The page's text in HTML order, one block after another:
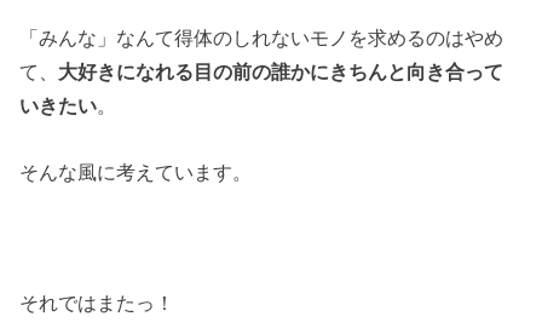
「みんな」なんて得体のしれないモノを求めるのはやめ
て、 大好きになれる目の前の誰かにきちんと向き合って
いきたい。
そんな風に考えています。
それではまたっ！